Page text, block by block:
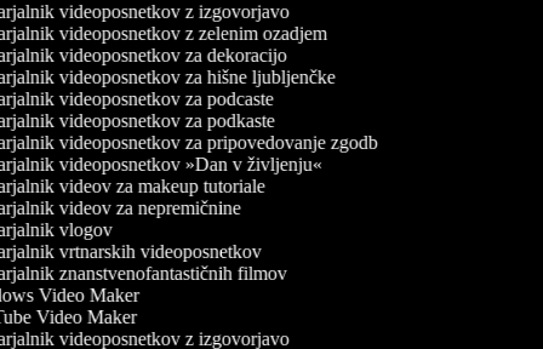
videoposnetkov z izgovorjavo
videoposnetkov z zelenim ozadjem
videoposnetkov za dekoracijo
videoposnetkov za hišne ljubljenčke
videoposnetkov za podcaste
videoposnetkov za podkaste
videoposnetkov za pripovedovanje zgodb
videoposnetkov »Dan v življenju«
videov za makeup tutoriale
videov za nepremičnine
vlogov
vrtnarskih videoposnetkov
znanstvenofantastičnih filmov
Video Maker
Video Maker
videoposnetkov z izgovorjavo